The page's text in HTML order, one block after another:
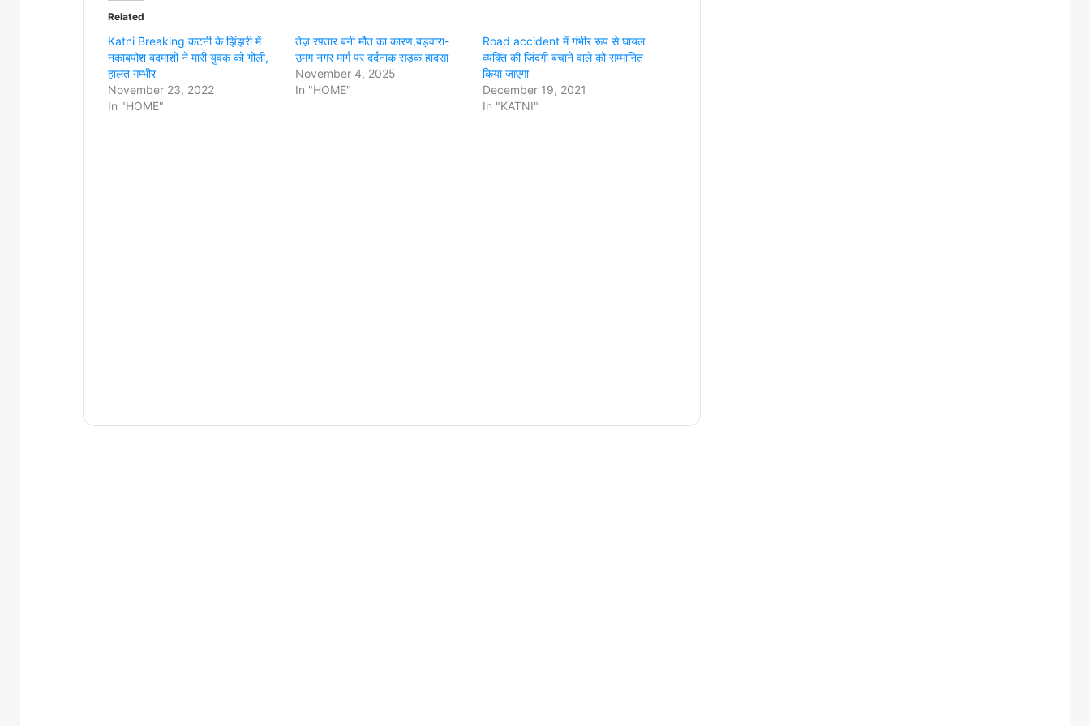
Related
Katni Breaking कटनी के झिंझरी में
नकाबपोश बदमाशों ने मारी युवक को गोली,
हालत गम्भीर
November 23, 2022
In "HOME"
तेज़ रफ़्तार बनी मौत का कारण,बड़वारा-
उमंग नगर मार्ग पर दर्दनाक सड़क हादसा
November 4, 2025
In "HOME"
Road accident में गंभीर रूप से घायल
व्यक्ति की जिंदगी बचाने वाले को सम्मानित
किया जाएगा
December 19, 2021
In "KATNI"